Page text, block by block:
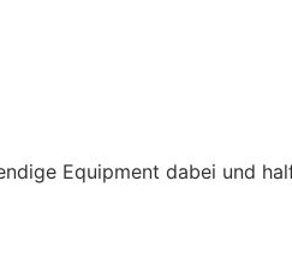
Equipment dabei und